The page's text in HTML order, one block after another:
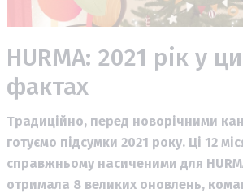
HURMA: 2021 рік у
фактах
Традиційно, перед новорічними
готуємо підсумки 2021 року. Ці 12
справжньому насиченими для
отримала 8 великих оновлень,